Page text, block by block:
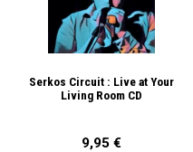
Serkos Circuit : Live at Your
Living Room CD
9,95 €